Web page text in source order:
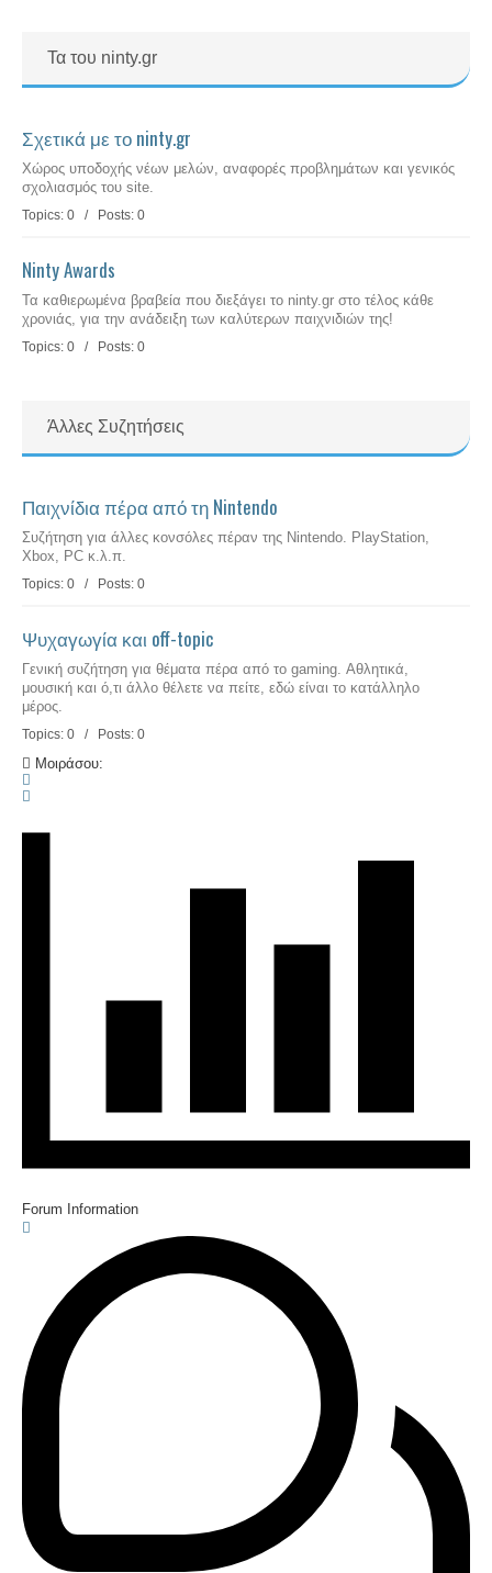
Τα του ninty.gr
Σχετικά με το ninty.gr
Χώρος υποδοχής νέων μελών, αναφορές προβλημάτων και γενικός
σχολιασμός του site.
Topics: 0 / Posts: 0
Ninty Awards
Τα καθιερωμένα βραβεία που διεξάγει το ninty.gr στο τέλος κάθε
χρονιάς, για την ανάδειξη των καλύτερων παιχνιδιών της!
Topics: 0 / Posts: 0
Άλλες Συζητήσεις
Παιχνίδια πέρα από τη Nintendo
Συζήτηση για άλλες κονσόλες πέραν της Nintendo. PlayStation,
Xbox, PC κ.λ.π.
Topics: 0 / Posts: 0
Ψυχαγωγία και off-topic
Γενική συζήτηση για θέματα πέρα από το gaming. Αθλητικά,
μουσική και ό,τι άλλο θέλετε να πείτε, εδώ είναι το κατάλληλο
μέρος.
Topics: 0 / Posts: 0
Μοιράσου:
Forum Information